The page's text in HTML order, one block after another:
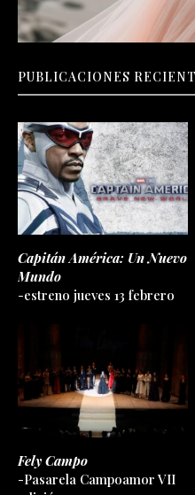
PUBLICACIONES
Capitán América: Un Nuevo
Mundo
-estreno jueves 13 febrero
Fely Campo
-Pasarela Campoamor VII